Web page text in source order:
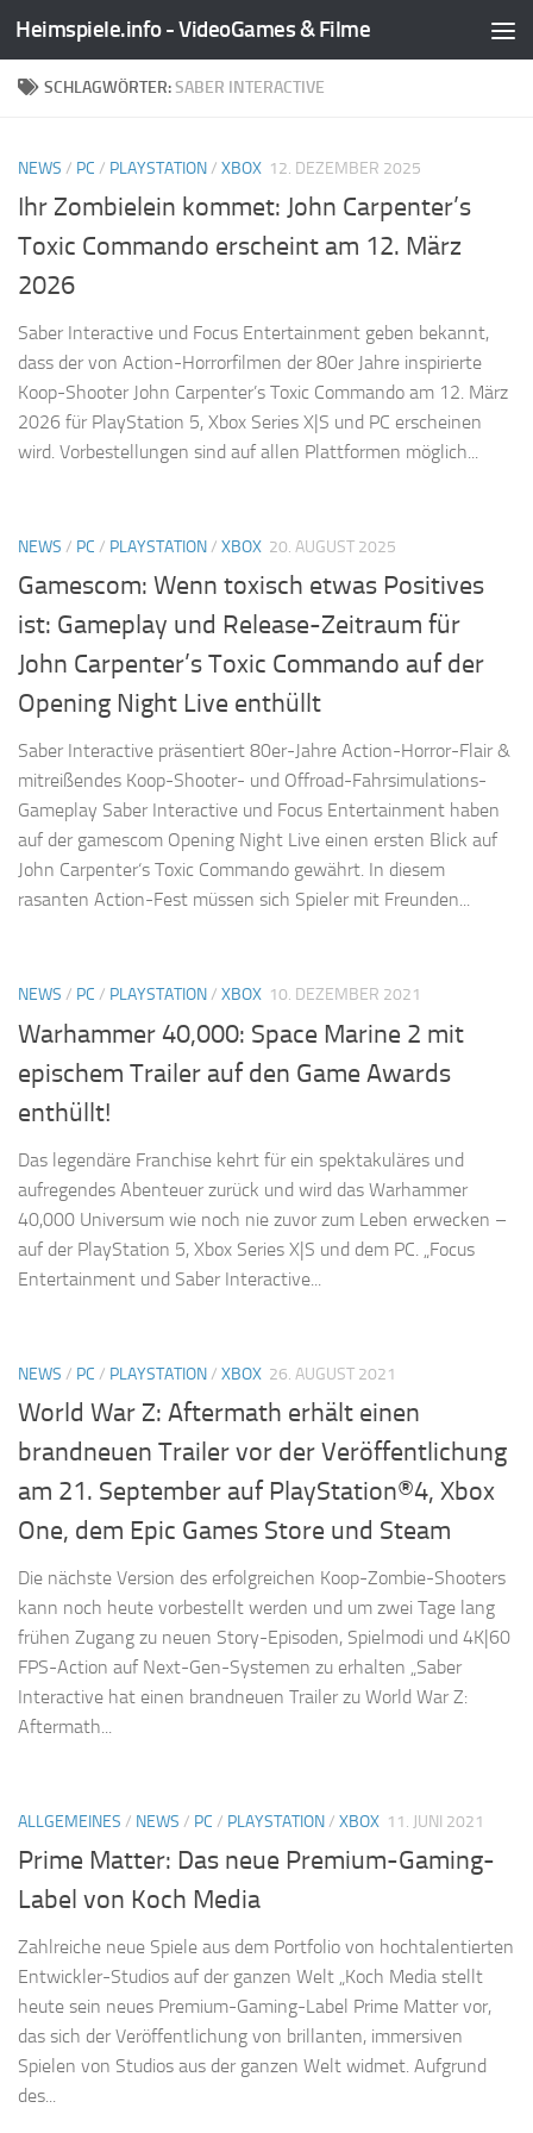
Zum Inhalt springen
Heimspiele.info - VideoGames & Filme
SCHLAGWÖRTER:SABER INTERACTIVE
NEWS / PC / PLAYSTATION/ XBOX 12. DEZEMBER 2025
Ihr Zombielein kommet: John Carpenter’s
Toxic Commando erscheint am 12. März
2026
Saber Interactive und Focus Entertainment geben bekannt,
dass der von Action-Horrorfilmen der 80er Jahre inspirierte
Koop-Shooter John Carpenter’s Toxic Commando am 12. März
2026 für PlayStation 5, Xbox Series X|S und PC erscheinen
wird. Vorbestellungen sind auf allen Plattformen möglich...
NEWS / PC / PLAYSTATION/ XBOX 20. AUGUST 2025
Gamescom: Wenn toxisch etwas Positives
ist: Gameplay und Release-Zeitraum für
John Carpenter’s Toxic Commando auf der
Opening Night Live enthüllt
Saber Interactive präsentiert 80er-Jahre Action-Horror-Flair &
mitreißendes Koop-Shooter- und Offroad-Fahrsimulations-
Gameplay Saber Interactive und Focus Entertainment haben
auf der gamescom Opening Night Live einen ersten Blick auf
John Carpenter‘s Toxic Commando gewährt. In diesem
rasanten Action-Fest müssen sich Spieler mit Freunden...
NEWS / PC / PLAYSTATION/ XBOX 10. DEZEMBER 2021
Warhammer 40,000: Space Marine 2 mit
epischem Trailer auf den Game Awards
enthüllt!
Das legendäre Franchise kehrt für ein spektakuläres und
aufregendes Abenteuer zurück und wird das Warhammer
40,000 Universum wie noch nie zuvor zum Leben erwecken –
auf der PlayStation 5, Xbox Series X|S und dem PC. „Focus
Entertainment und Saber Interactive...
NEWS / PC / PLAYSTATION/ XBOX 26. AUGUST 2021
World War Z: Aftermath erhält einen
brandneuen Trailer vor der Veröffentlichung
am 21. September auf PlayStation®4, Xbox
One, dem Epic Games Store und Steam
Die nächste Version des erfolgreichen Koop-Zombie-Shooters
kann noch heute vorbestellt werden und um zwei Tage lang
frühen Zugang zu neuen Story-Episoden, Spielmodi und 4K|60
FPS-Action auf Next-Gen-Systemen zu erhalten „Saber
Interactive hat einen brandneuen Trailer zu World War Z:
Aftermath...
ALLGEMEINES / NEWS / PC / PLAYSTATION/ XBOX 11. JUNI 2021
Prime Matter: Das neue Premium-Gaming-
Label von Koch Media
Zahlreiche neue Spiele aus dem Portfolio von hochtalentierten
Entwickler-Studios auf der ganzen Welt „Koch Media stellt
heute sein neues Premium-Gaming-Label Prime Matter vor,
das sich der Veröffentlichung von brillanten, immersiven
Spielen von Studios aus der ganzen Welt widmet. Aufgrund
des...